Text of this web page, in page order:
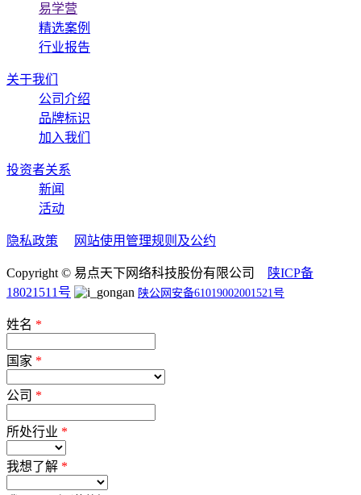
易学营
精选案例
行业报告
关于我们
公司介绍
品牌标识
加入我们
投资者关系
新闻
活动
隐私政策 网站使用管理规则及公约
Copyright © 易点天下网络科技股份有限公司
陕ICP备
18021511号
陕公网安备61019002001521号
姓名 *
国家 *
公司 *
所处行业 *
我想了解 *